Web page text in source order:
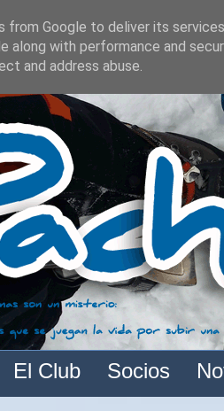
El Club Socios
from Google to deliver its
along with performance and
and address abuse.